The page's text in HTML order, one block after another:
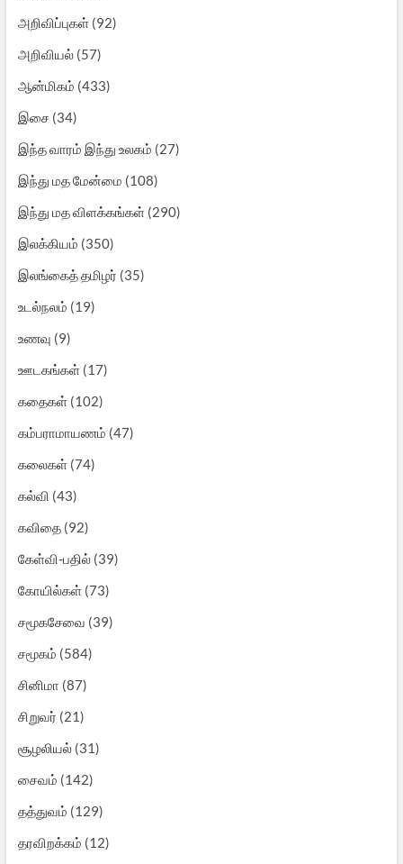
அறிவிப்புகள்(92)
அறிவியல்(57)
ஆன்மிகம் (433)
இசை(34)
இந்த வாரம் இந்து உலகம் (27)
இந்து மத மேன்மை (108)
இந்து மத விளக்கங்கள்(290)
இலக்கியம் (350)
இலங்கைத் தமிழர் (35)
உடல்நலம் (19)
உணவு (9)
ஊடகங்கள்(17)
கதைகள்(102)
கம்பராமாயணம் (47)
கலைகள்(74)
கல்வி (43)
கவிதை(92)
கேள்வி-பதில்(39)
கோயில்கள்(73)
சமூகசேவை (39)
சமூகம் (584)
சினிமா (87)
சிறுவர் (21)
சூழலியல்(31)
சைவம் (142)
தத்துவம் (129)
தரவிறக்கம் (12)